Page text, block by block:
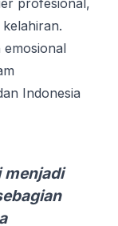
profesional,
emosional
Indonesia
menjadi